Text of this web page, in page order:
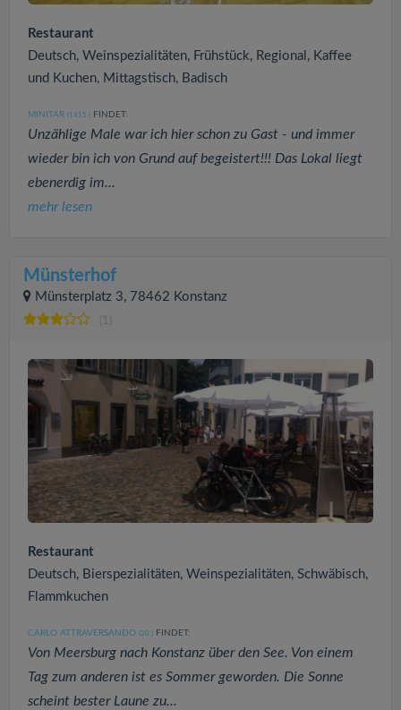
Restaurant
Deutsch, Weinspezialitäten, Frühstück, Regional, Kaffee
und Kuchen, Mittagstisch, Badisch
MINITAR (1415 ) FINDET:
Unzählige Male war ich hier schon zu Gast - und immer
wieder bin ich von Grund auf begeistert!!! Das Lokal liegt
ebenerdig im...
mehr lesen
Münsterhof
Münsterplatz 3, 78462 Konstanz
(1)
Restaurant
Deutsch, Bierspezialitäten, Weinspezialitäten, Schwäbisch,
Flammkuchen
CARLO ATTRAVERSANDO (20 ) FINDET:
Von Meersburg nach Konstanz über den See. Von einem
Tag zum anderen ist es Sommer geworden. Die Sonne
scheint bester Laune zu...